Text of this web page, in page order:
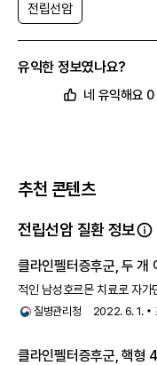
전립선암
유익한 정보였나요?
네 유익해요 0
추천 콘텐츠
전립선암 질환 정보
클라인펠터증후군, 두 개
적인 남성호르몬 치료로 자
줄일 가능성도 있습니다. 그
질병관리청 2022. 6. 1.
클라인펠터증후군, 핵형